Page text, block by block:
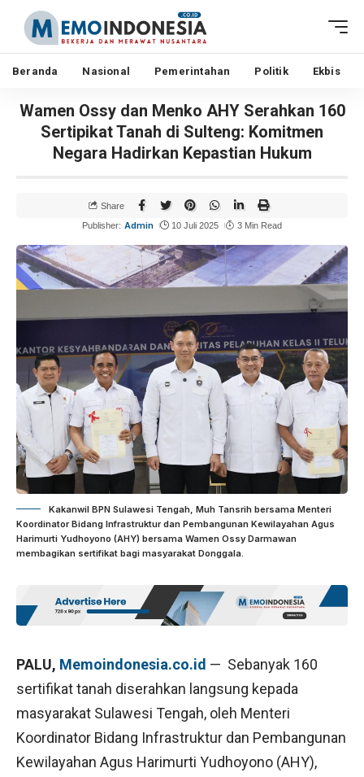
Beranda Nasional Pemerintahan Politik Ekbis
Wamen Ossy dan Menko AHY Serahkan 160
Sertipikat Tanah di Sulteng: Komitmen
Negara Hadirkan Kepastian Hukum
Publisher: Admin 10 Juli 2025 3 Min Read
Share
Kakanwil BPN Sulawesi Tengah, Muh Tansrih bersama Menteri
Koordinator Bidang Infrastruktur dan Pembangunan Kewilayahan Agus
Harimurti Yudhoyono (AHY) bersama Wamen Ossy Darmawan
membagikan sertifikat bagi masyarakat Donggala.
PALU, Memoindonesia.co.id — Sebanyak 160
sertifikat tanah diserahkan langsung kepada
masyarakat Sulawesi Tengah, oleh Menteri
Koordinator Bidang Infrastruktur dan Pembangunan
Kewilayahan Agus Harimurti Yudhoyono (AHY),